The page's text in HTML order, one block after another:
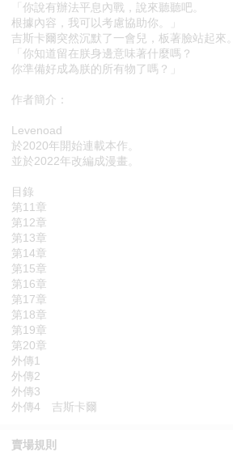
「你說有辦法平息內戰，說來聽聽吧。
根據內容，我可以考慮協助你。」
吉斯卡爾突然沉默了一會兒，板著臉站起來。
「你知道留在朕身邊意味著什麼嗎？
你準備好成為朕的所有物了嗎？」
作者簡介：
Levenoad
於2020年開始連載本作。
並於2022年改編成漫畫。
目錄
第11章
第12章
第13章
第14章
第15章
第16章
第17章
第18章
第19章
第20章
外傳1
外傳2
外傳3
外傳4 吉斯卡爾
賣場規則